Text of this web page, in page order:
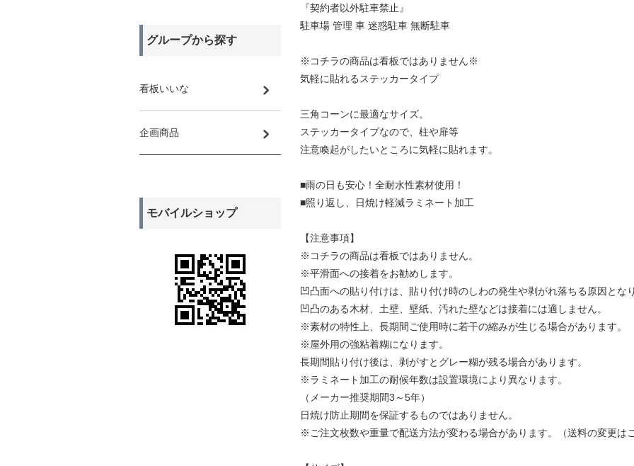
『契約者以外駐車禁止』
駐車場 管理 車 迷惑駐車 無断駐車
※コチラの商品は看板ではありません※
気軽に貼れるステッカータイプ
三角コーンに最適なサイズ。
ステッカータイプなので、柱や扉等
注意喚起がしたいところに気軽に貼れます。
■雨の日も安心！全耐水性素材使用！
■照り返し、日焼け軽減ラミネート加工
【注意事項】
※コチラの商品は看板ではありません。
※平滑面への接着をお勧めします。
凹凸面への貼り付けは、貼り付け時のしわの発生や剥がれ落ちる原因とな
凹凸のある木材、土壁、壁紙、汚れた壁などは接着には適しません。
※素材の特性上、長期間ご使用時に若干の縮みが生じる場合があります。
※屋外用の強粘着糊になります。
長期間貼り付け後は、剥がすとグレー糊が残る場合があります。
※ラミネート加工の耐候年数は設置環境により異なります。
（メーカー推奨期間3～5年）
日焼け防止期間を保証するものではありません。
※ご注文枚数や重量で配送方法が変わる場合があります。（送料の変更は
グループから探す
看板いいな
企画商品
モバイルショップ